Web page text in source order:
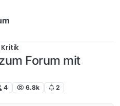
Forum mit
4 6.8k 2